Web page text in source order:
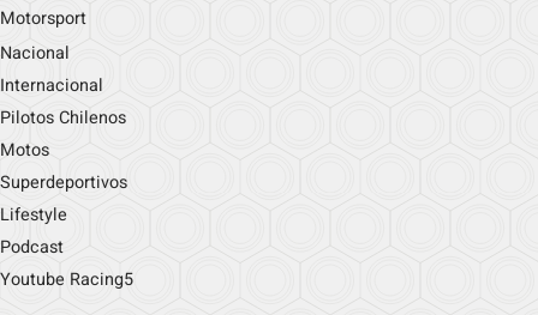
Motorsport
Nacional
Internacional
Pilotos Chilenos
Motos
Superdeportivos
Lifestyle
Podcast
Youtube Racing5